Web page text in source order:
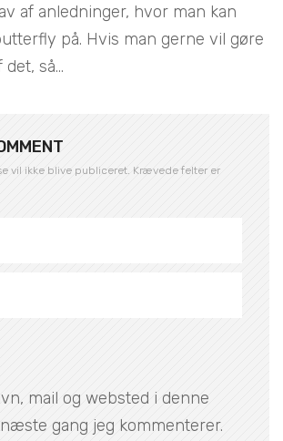
af anledninger, hvor man kan
på. Hvis man gerne vil gøre
så...
vil ikke blive publiceret. Krævede felter er
mail og websted i denne
gang jeg kommenterer.